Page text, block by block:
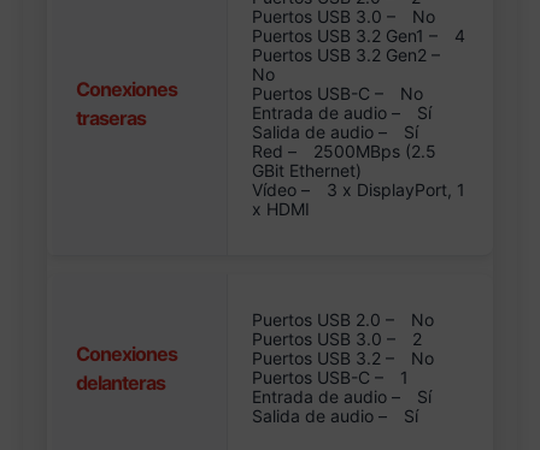
Conexiones
traseras
Puertos USB 3.0 –
No
Puertos USB 3.2 Gen1 –
4
Puertos USB 3.2 Gen2 –
No
Puertos USB-C –
No
Entrada de audio –
Sí
Salida de audio –
Sí
Red –
2500MBps (2.5
GBit Ethernet)
Vídeo –
3 x DisplayPort, 1
x HDMI
Conexiones
delanteras
Puertos USB 2.0 –
No
Puertos USB 3.0 –
2
Puertos USB 3.2 –
No
Puertos USB-C –
1
Entrada de audio –
Sí
Salida de audio –
Sí